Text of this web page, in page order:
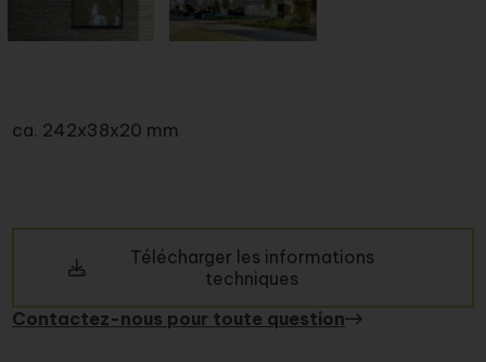
ca. 242x38x20 mm
Télécharger les informations
techniques
Contactez-nous pour toute question